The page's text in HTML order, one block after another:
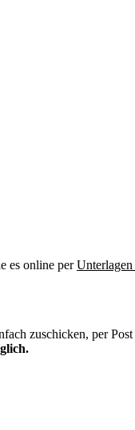
es online perUnterlagen
zuschicken, per